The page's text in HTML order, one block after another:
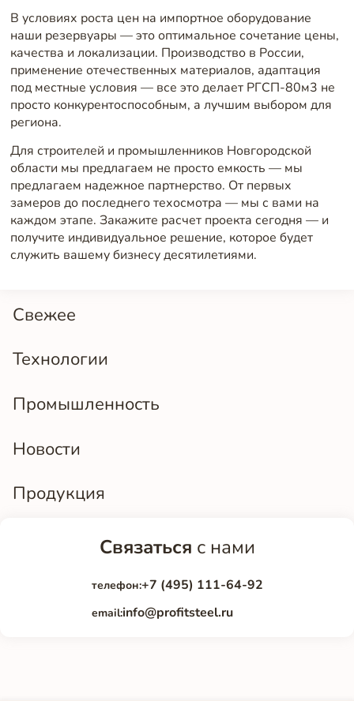
Свежее
Технологии
Промышленность
Новости
Продукция
В условиях роста цен на импортное оборудование
наши резервуары — это оптимальное сочетание цены,
качества и локализации. Производство в России,
применение отечественных материалов, адаптация
под местные условия — все это делает РГСП-80м3 не
просто конкурентоспособным, а лучшим выбором для
региона.
Для строителей и промышленников Новгородской
области мы предлагаем не просто емкость — мы
предлагаем надежное партнерство. От первых
замеров до последнего техосмотра — мы с вами на
каждом этапе. Закажите расчет проекта сегодня — и
получите индивидуальное решение, которое будет
служить вашему бизнесу десятилетиями.
Связаться с нами
телефон:+7 (495) 111-64-92
email:info@profitsteel.ru